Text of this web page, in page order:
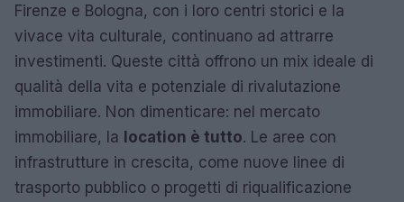
Firenze e Bologna, con i loro centri storici e la
vivace vita culturale, continuano ad attrarre
investimenti. Queste città offrono un mix ideale di
qualità della vita e potenziale di rivalutazione
immobiliare. Non dimenticare: nel mercato
immobiliare, la location è tutto. Le aree con
infrastrutture in crescita, come nuove linee di
trasporto pubblico o progetti di riqualificazione